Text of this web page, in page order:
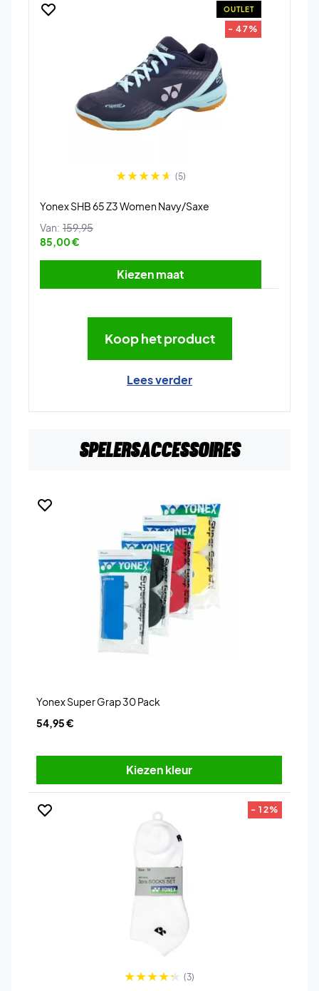
OUTLET
- 47%
(5)
Yonex SHB 65 Z3 Women Navy/Saxe
Van: 159,95
85,00 €
Kiezen maat
Koop het product
Lees verder
Spelersaccessoires
Yonex Super Grap 30 Pack
54,95 €
Kiezen kleur
- 12%
(3)